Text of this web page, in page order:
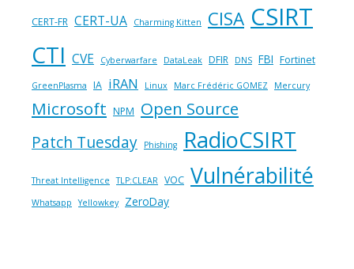
CERT-FR CERT-UA Charming Kitten CISA CSIRT
CTI CVE Cyberwarfare DataLeak DFIR DNS FBI Fortinet
GreenPlasma IA iRAN Linux Marc Frédéric GOMEZ Mercury
Microsoft NPM Open Source
Patch Tuesday Phishing RadioCSIRT
Threat Intelligence TLP:CLEAR VOC Vulnérabilité
Whatsapp Yellowkey ZeroDay